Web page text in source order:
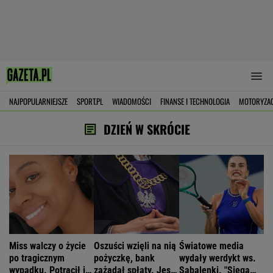
NAJPOPULARNIEJSZE SPORT.PL WIADOMOŚCI FINANSE I TECHNOLOGIA
DZIEŃ W SKRÓCIE
Miss walczy o życie
po tragicznym
wypadku. Potrącił ją
Oszuści wzięli na nią
pożyczkę, bank
zażądał spłaty. Jest
Światowe media
wydały werdykt ws.
Sabalenki. "Sięga